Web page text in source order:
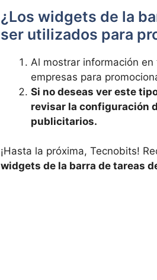
¿Los widgets de⁢ la​
ser⁢ utilizados‍ para
Al mostrar información
empresas para
Si no deseas ver este
revisar⁤ la configuración
publicitarios.
¡Hasta ⁣la próxima,‌ Tecnobits!​
widgets de la barra de ⁤tareas